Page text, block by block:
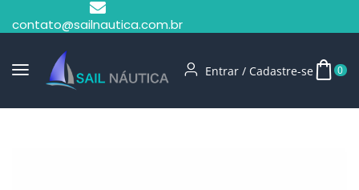
contato@sailnautica.com.br
Entrar / Cadastre-se 0